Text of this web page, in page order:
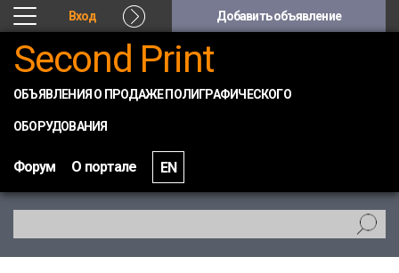
Вход Добавить объявление
Second Print
ОБЪЯВЛЕНИЯ О ПРОДАЖЕ ПОЛИГРАФИЧЕСКОГО
ОБОРУДОВАНИЯ
Форум О портале EN